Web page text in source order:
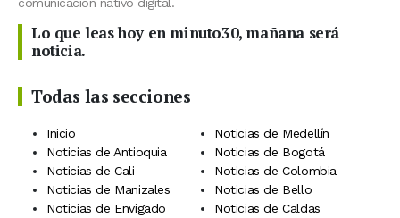
Lo que leas hoy en minuto30, mañana será
noticia.
Todas las secciones
Inicio
Noticias de Medellín
Noticias de Antioquia
Noticias de Bogotá
Noticias de Cali
Noticias de Colombia
Noticias de Manizales
Noticias de Bello
Noticias de Envigado
Noticias de Caldas